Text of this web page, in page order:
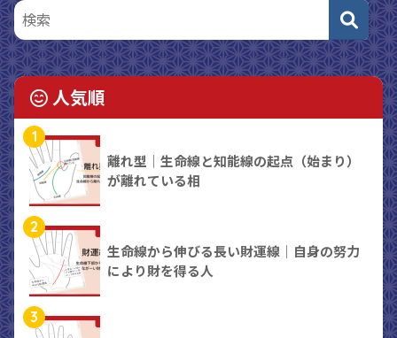
人気順
1
離れ型｜生命線と知能線の起点（始まり）
が離れている相
2
生命線から伸びる長い財運線｜自身の努力
により財を得る人
3